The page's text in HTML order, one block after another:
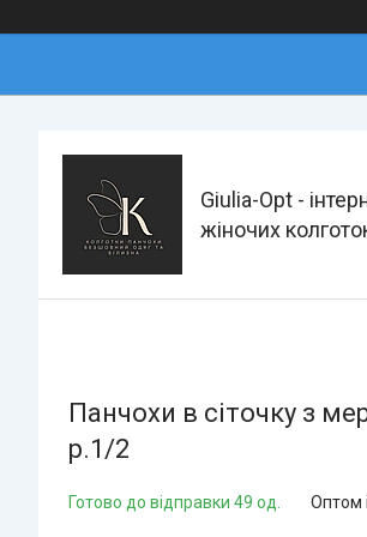
Giulia-Opt -
жіночих
Панчохи в сіточку з
p.1/2
Готово до відправки 49 од. Оптом